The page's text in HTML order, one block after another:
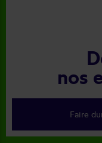
nos
Faire